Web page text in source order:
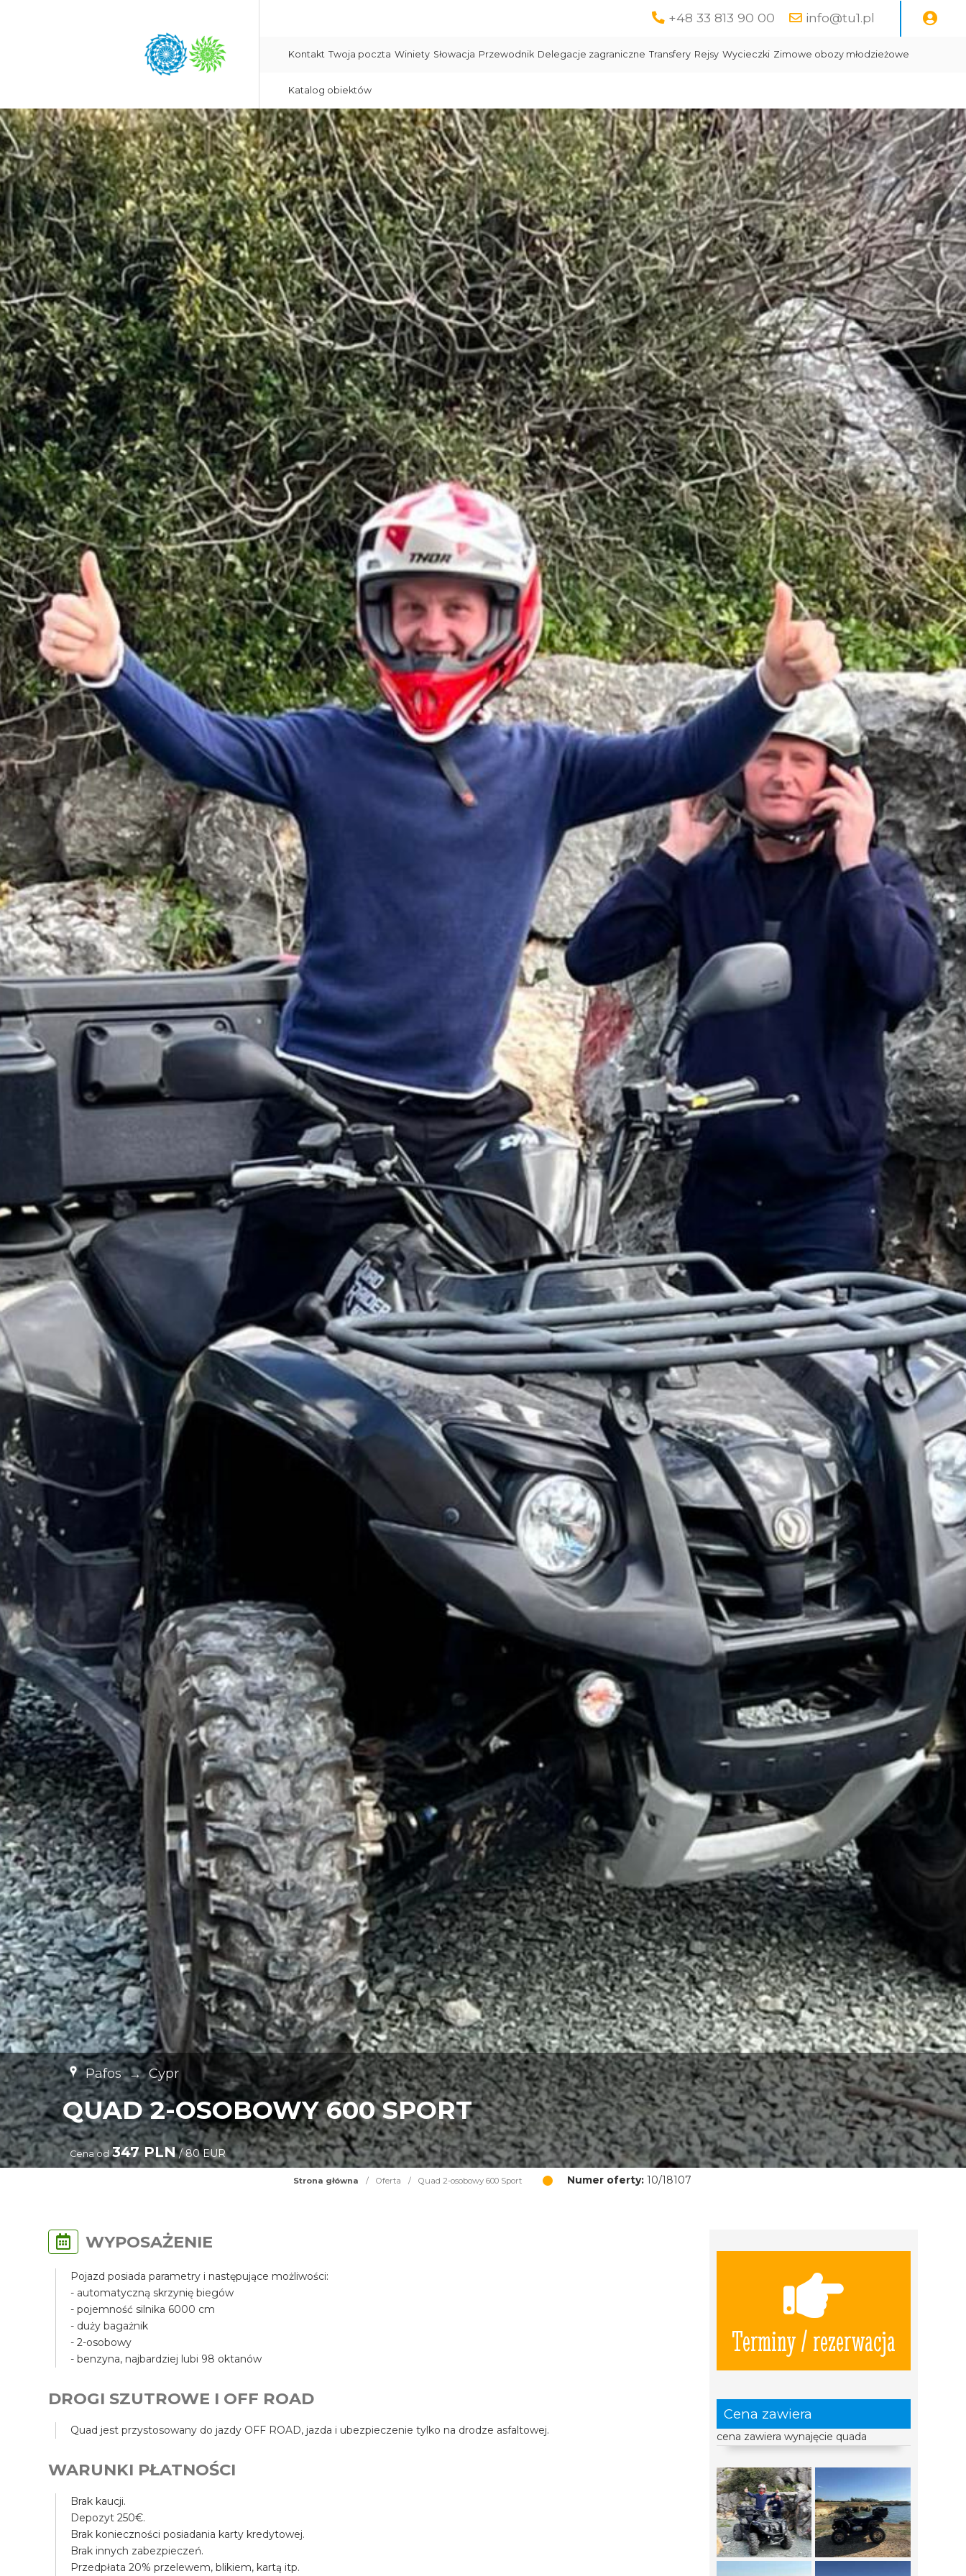
+48 33 813 90 00 info@tu1.pl
Kontakt Twoja poczta Winiety Słowacja Przewodnik Delegacje zagraniczne Transfery Rejsy Wycieczki Zimowe obozy młodzieżowe
Katalog obiektów
Pafos → Cypr
QUAD 2-OSOBOWY 600 SPORT
Cena od 347 PLN/ 80 EUR
Strona główna / Oferta / Quad 2-osobowy 600 Sport Numer oferty:10/18107
Terminy / rezerwacja
Cena zawiera
cena zawiera wynajęcie quada
WYPOSAŻENIE
Pojazd posiada parametry i następujące możliwości:
- automatyczną skrzynię biegów
- pojemność silnika 6000 cm
- duży bagażnik
- 2-osobowy
- benzyna, najbardziej lubi 98 oktanów
DROGI SZUTROWE I OFF ROAD
Quad jest przystosowany do jazdy OFF ROAD, jazda i ubezpieczenie tylko na drodze asfaltowej.
WARUNKI PŁATNOŚCI
Brak kaucji.
Depozyt 250€.
Brak konieczności posiadania karty kredytowej.
Brak innych zabezpieczeń.
Przedpłata 20% przelewem, blikiem, kartą itp.